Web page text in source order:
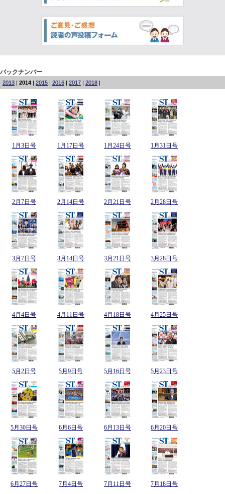
バックナンバー
2013 2014 2015 2016 2017 2018
1月3日号 1月17日号 1月24日号 1月31日号
2月7日号 2月14日号 2月21日号 2月28日号
3月7日号 3月14日号 3月21日号 3月28日号
4月4日号 4月11日号 4月18日号 4月25日号
5月2日号 5月9日号 5月16日号 5月23日号
5月30日号 6月6日号 6月13日号 6月20日号
6月27日号 7月4日号 7月11日号 7月18日号